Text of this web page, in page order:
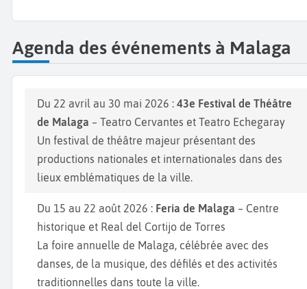
Agenda des événements à Malaga
Du 22 avril au 30 mai 2026 : 43e Festival de Théâtre
de Malaga – Teatro Cervantes et Teatro Echegaray
Un festival de théâtre majeur présentant des
productions nationales et internationales dans des
lieux emblématiques de la ville.
Du 15 au 22 août 2026 : Feria de Malaga – Centre
historique et Real del Cortijo de Torres
La foire annuelle de Malaga, célébrée avec des
danses, de la musique, des défilés et des activités
traditionnelles dans toute la ville.